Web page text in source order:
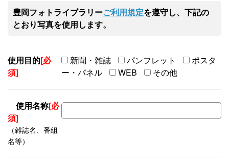
豊岡フォトライブラリーご利用規定を遵守し、下記の
とおり写真を使用します。
使用目的[必
須]
新聞・雑誌 パンフレット
ポスタ
ー・パネル
WEB その他
使用名称[必
須]
（雑誌名、番組
名等）